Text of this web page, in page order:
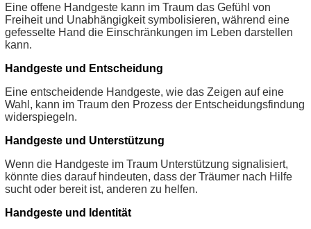
Eine offene Handgeste kann im Traum das Gefühl von
Freiheit und Unabhängigkeit symbolisieren, während eine
gefesselte Hand die Einschränkungen im Leben darstellen
kann.
Handgeste und Entscheidung
Eine entscheidende Handgeste, wie das Zeigen auf eine
Wahl, kann im Traum den Prozess der Entscheidungsfindung
widerspiegeln.
Handgeste und Unterstützung
Wenn die Handgeste im Traum Unterstützung signalisiert,
könnte dies darauf hindeuten, dass der Träumer nach Hilfe
sucht oder bereit ist, anderen zu helfen.
Handgeste und Identität